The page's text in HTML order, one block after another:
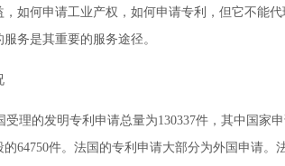
，如何申请工业产权，如何申请专利，但它不能
务是其重要的服务途径。
理的发明专利申请总量为130337件，其中国家
64750件。法国的专利申请大部分为外国申请